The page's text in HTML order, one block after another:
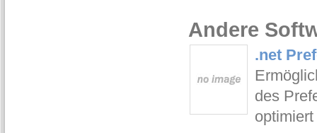
Andere
.net
des
optimiert